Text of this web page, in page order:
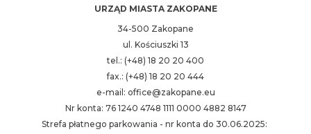
URZĄD MIASTA ZAKOPANE
34-500 Zakopane
ul. Kościuszki 13
tel.: (+48) 18 20 20 400
fax.: (+48) 18 20 20 444
e-mail: office@zakopane.eu
Nr konta: 76 1240 4748 1111 0000 4882 8147
Strefa płatnego parkowania - nr konta do 30.06.2025: